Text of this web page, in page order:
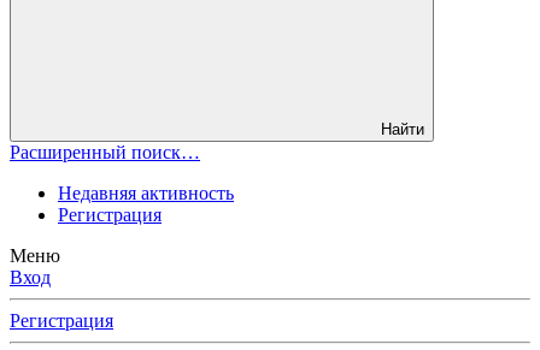
Найти
Расширенный поиск…
Недавняя активность
Регистрация
Меню
Вход
Регистрация